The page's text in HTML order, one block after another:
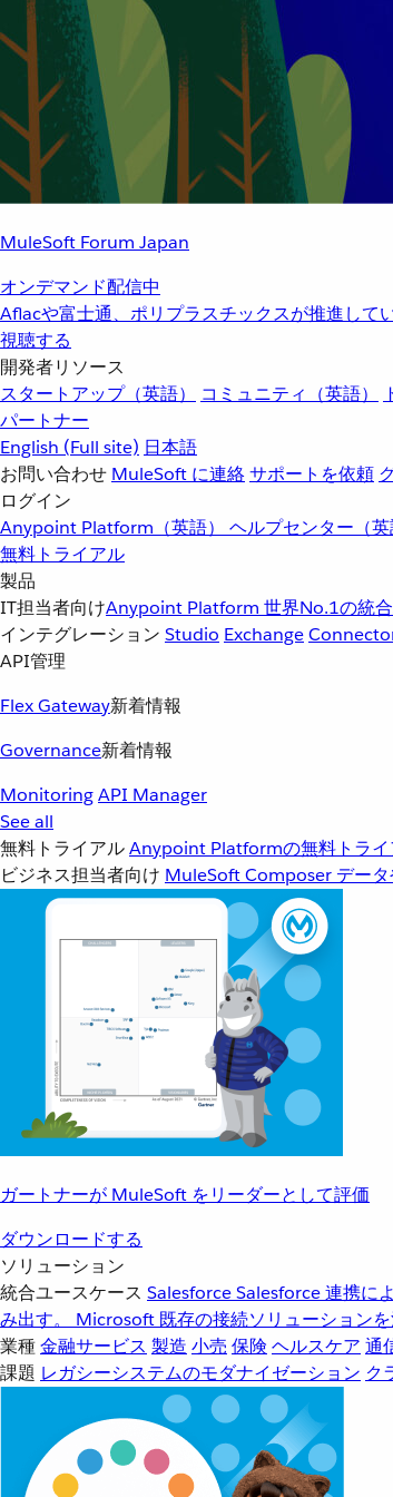
MuleSoft Forum Japan
オンデマンド配信中
Aflacや富士通、ポリプラスチックスが推進して
視聴する
開発者リソース
スタートアップ（英語）
コミュニティ（英語）
パートナー
English (Full site) 日本語
お問い合わせ MuleSoft に連絡サポートを依頼
ログイン
Anypoint Platform（英語） ヘルプセンター（英
無料トライアル
製品
IT担当者向けAnypoint Platform 世界No.1の統
インテグレーション Studio Exchange
API管理
Flex Gateway新着情報
Governance新着情報
MonitoringAPI Manager
See all
無料トライアルAnypoint Platformの無料トライ
ビジネス担当者向け MuleSoft Composer デー
ガートナーが MuleSoft をリーダーとして評価
ダウンロードする
ソリューション
統合ユースケース SalesforceSalesforce 連携に
み出す。
Microsoft 既存の接続ソリューション
業種金融サービス 製造 小売 保険 ヘルスケア 通
課題 レガシーシステムのモダナイゼーション ク